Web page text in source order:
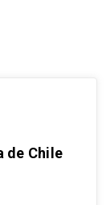
de Chile